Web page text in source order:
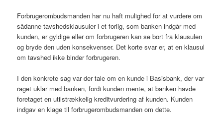
Forbrugerombudsmanden har nu haft mulighed for at vurdere om
sådanne tavshedsklausuler i et forlig, som banken indgår med
kunden, er gyldige eller om forbrugeren kan se bort fra klausulen
og bryde den uden konsekvenser. Det korte svar er, at en klausul
om tavshed ikke binder forbrugeren.
I den konkrete sag var der tale om en kunde i Basisbank, der var
raget uklar med banken, fordi kunden mente, at banken havde
foretaget en utilstrækkelig kreditvurdering af kunden. Kunden
indgav en klage til forbrugerombudsmanden om dette.